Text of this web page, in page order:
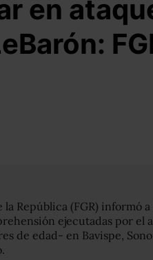
en
la República (FGR) informó
ejecutadas por el
de edad- en Bavispe,